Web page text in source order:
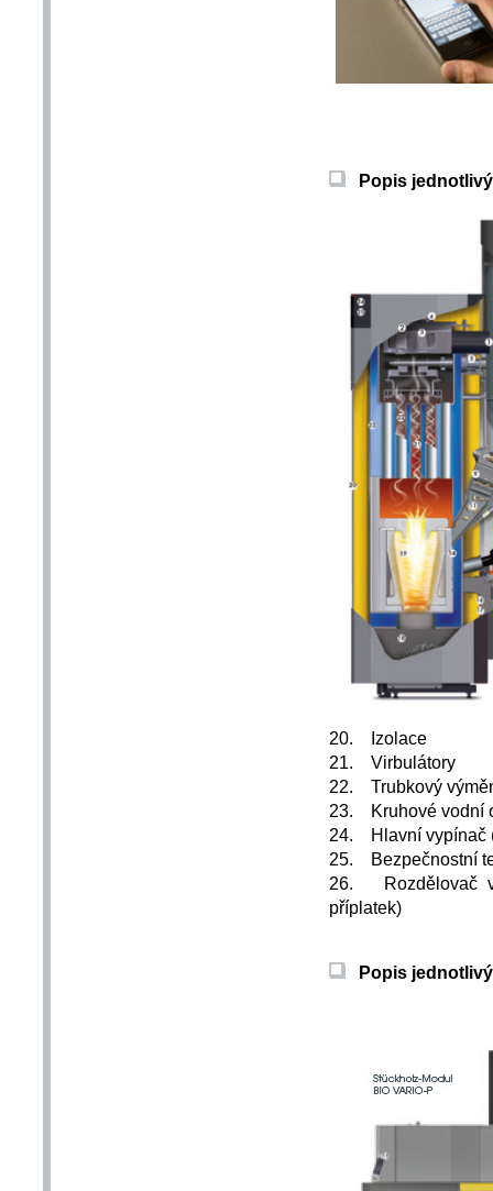
Popis
20. Izolace
21. Virbulátory
22. Trubkový
23. Kruhové vodní
24. Hlavní vypínač
25. Bezpečnostní
26. Rozdělovač
příplatek)
Popis